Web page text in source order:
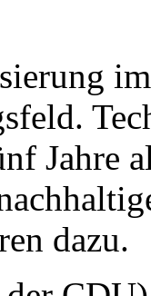
Jahre
dazu.